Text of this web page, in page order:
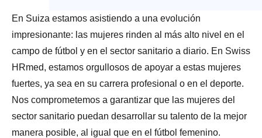
En Suiza estamos asistiendo a una evolución
impresionante: las mujeres rinden al más alto nivel en el
campo de fútbol y en el sector sanitario a diario. En Swiss
HRmed, estamos orgullosos de apoyar a estas mujeres
fuertes, ya sea en su carrera profesional o en el deporte.
Nos comprometemos a garantizar que las mujeres del
sector sanitario puedan desarrollar su talento de la mejor
manera posible, al igual que en el fútbol femenino.